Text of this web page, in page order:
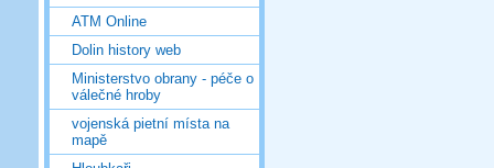
ATM Online
Dolin history web
Ministerstvo obrany - péče o
válečné hroby
vojenská pietní místa na
mapě